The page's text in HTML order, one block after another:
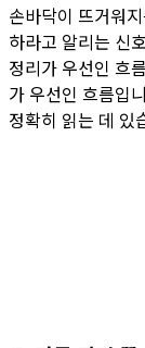
손바닥이 뜨거워
하라고 알리는 신
정리가 우선인 흐
가 우선인 흐름입
정확히 읽는 데 있